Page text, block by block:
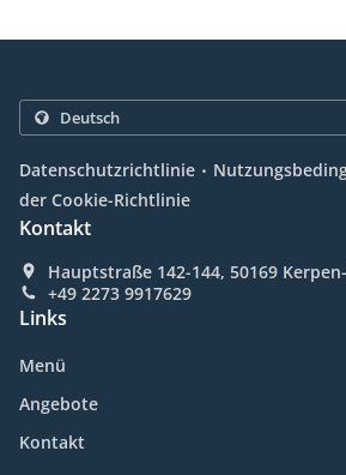
Datenschutzrichtlinie .
der Cookie-Richtlinie
Kontakt
Hauptstraße 142-144, 50169
+49 2273 9917629
Links
Menü
Angebote
Kontakt